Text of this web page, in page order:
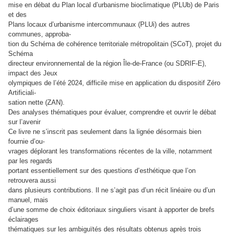
mise en débat du Plan local d’urbanisme bioclimatique (PLUb) de Paris
et des
Plans locaux d’urbanisme intercommunaux (PLUi) des autres
communes, approba-
tion du Schéma de cohérence territoriale métropolitain (SCoT), projet du
Schéma
directeur environnemental de la région Île-de-France (ou SDRIF-E),
impact des Jeux
olympiques de l’été 2024, difficile mise en application du dispositif Zéro
Artificiali-
sation nette (ZAN).
Des analyses thématiques pour évaluer, comprendre et ouvrir le débat
sur l’avenir
Ce livre ne s’inscrit pas seulement dans la lignée désormais bien
fournie d’ou-
vrages déplorant les transformations récentes de la ville, notamment
par les regards
portant essentiellement sur des questions d’esthétique que l’on
retrouvera aussi
dans plusieurs contributions. Il ne s’agit pas d’un récit linéaire ou d’un
manuel, mais
d’une somme de choix éditoriaux singuliers visant à apporter de brefs
éclairages
thématiques sur les ambiguïtés des résultats obtenus après trois